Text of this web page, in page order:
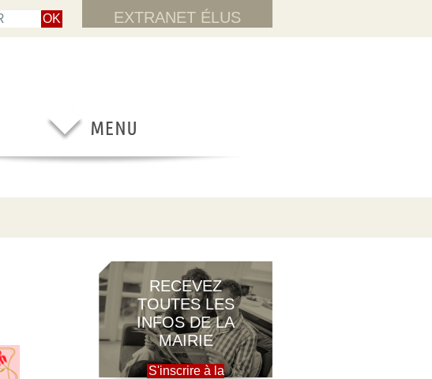
EXTRANET ÉLUS
RECEVEZ
TOUTES LES
INFOS DE LA
MAIRIE
S'inscrire à la